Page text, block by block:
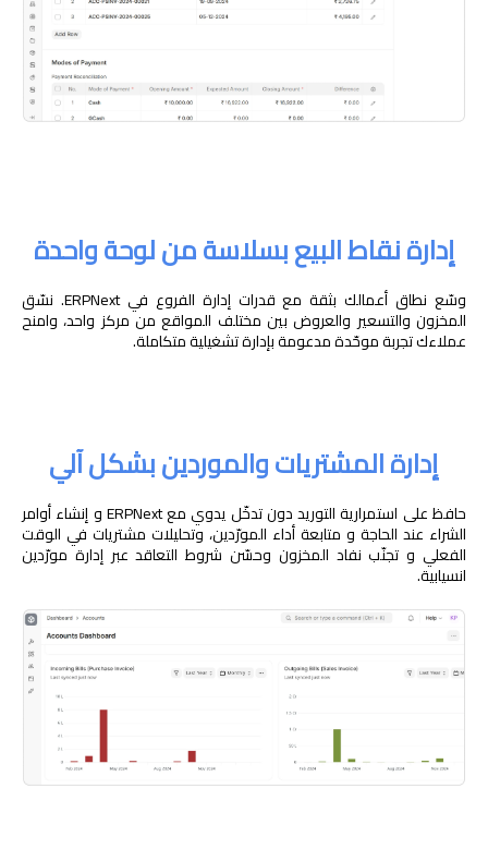
إدارة نقاط البيع بسلاسة من لوحة واحدة
وسّع نطاق أعمالك بثقة مع قدرات إدارة الفروع في ERPNext. نسّق
المخزون والتسعير والعروض بين مختلف المواقع من مركز واحد، وامنح
عملاءك تجربة موحّدة مدعومة بإدارة تشغيلية متكاملة.
إدارة المشتريات والموردين بشكل آلي
حافظ على استمرارية التوريد دون تدخّل يدوي مع ERPNext و إنشاء أوامر
الشراء عند الحاجة و متابعة أداء المورّدين، وتحليلات مشتريات في الوقت
الفعلي و تجنّب نفاد المخزون وحسّن شروط التعاقد عبر إدارة مورّدين
انسيابية.